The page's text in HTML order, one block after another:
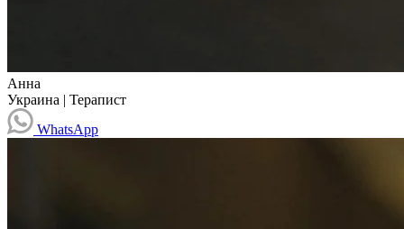
Анна
Украина | Терапист
WhatsApp